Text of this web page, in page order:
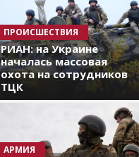
ПРОИСШЕСТВИЯ
РИАН: на Украине
началась массовая
охота на сотрудников
ТЦК
АРМИЯ